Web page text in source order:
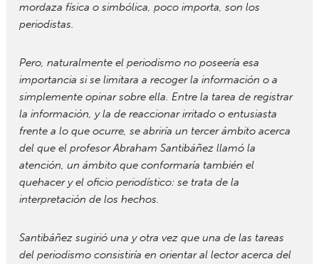
mordaza física o simbólica, poco importa, son los
periodistas.
Pero, naturalmente el periodismo no poseería esa
importancia si se limitara a recoger la información o a
simplemente opinar sobre ella. Entre la tarea de registrar
la información, y la de reaccionar irritado o entusiasta
frente a lo que ocurre, se abriría un tercer ámbito acerca
del que el profesor Abraham Santibáñez llamó la
atención, un ámbito que conformaría también el
quehacer y el oficio periodístico: se trata de la
interpretación de los hechos.
Santibáñez sugirió una y otra vez que una de las tareas
del periodismo consistiría en orientar al lector acerca del